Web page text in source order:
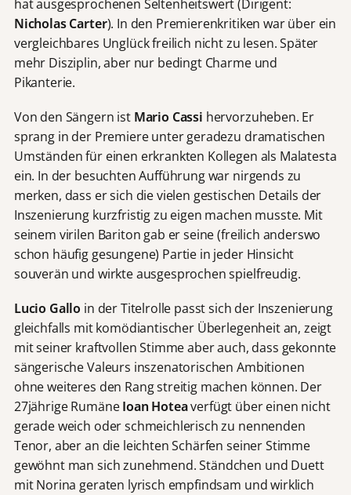
hat ausgesprochenen Seltenheitswert (Dirigent:
Nicholas Carter). In den Premierenkritiken war über ein
vergleichbares Unglück freilich nicht zu lesen. Später
mehr Disziplin, aber nur bedingt Charme und
Pikanterie.
Von den Sängern ist Mario Cassi hervorzuheben. Er
sprang in der Premiere unter geradezu dramatischen
Umständen für einen erkrankten Kollegen als Malatesta
ein. In der besuchten Aufführung war nirgends zu
merken, dass er sich die vielen gestischen Details der
Inszenierung kurzfristig zu eigen machen musste. Mit
seinem virilen Bariton gab er seine (freilich anderswo
schon häufig gesungene) Partie in jeder Hinsicht
souverän und wirkte ausgesprochen spielfreudig.
Lucio Gallo in der Titelrolle passt sich der Inszenierung
gleichfalls mit komödiantischer Überlegenheit an, zeigt
mit seiner kraftvollen Stimme aber auch, dass gekonnte
sängerische Valeurs inszenatorischen Ambitionen
ohne weiteres den Rang streitig machen können. Der
27jährige RumäneIoan Hoteaverfügt über einen nicht
gerade weich oder schmeichlerisch zu nennenden
Tenor, aber an die leichten Schärfen seiner Stimme
gewöhnt man sich zunehmend. Ständchen und Duett
mit Norina geraten lyrisch empfindsam und wirklich